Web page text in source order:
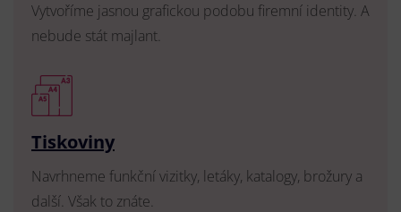
Vytvoříme jasnou grafickou podobu firemní identity. A
nebude stát majlant.
Tiskoviny
Navrhneme funkční vizitky, letáky, katalogy, brožury a
další. Však to znáte.